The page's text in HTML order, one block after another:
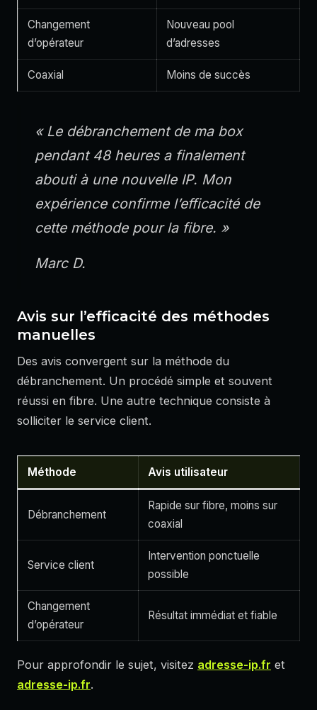
Changement
d’opérateur
Nouveau pool
d’adresses
Coaxial Moins de succès
« Le débranchement de ma box
pendant 48 heures a finalement
abouti à une nouvelle IP. Mon
expérience confirme l’efficacité de
cette méthode pour la fibre. »
Marc D.
Avis sur l’efficacité des méthodes
manuelles
Des avis convergent sur la méthode du
débranchement. Un procédé simple et souvent
réussi en fibre. Une autre technique consiste à
solliciter le service client.
Méthode Avis utilisateur
Débranchement
Rapide sur fibre, moins sur
coaxial
Service client
Intervention ponctuelle
possible
Changement
d’opérateur
Résultat immédiat et fiable
Pour approfondir le sujet, visitez adresse-ip.fr et
adresse-ip.fr.